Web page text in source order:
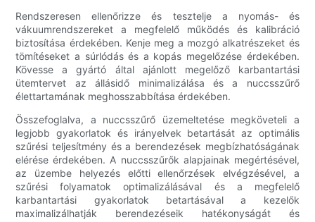
Rendszeresen ellenőrizze és tesztelje a nyomás- és
vákuumrendszereket a megfelelő működés és kalibráció
biztosítása érdekében. Kenje meg a mozgó alkatrészeket és
tömítéseket a súrlódás és a kopás megelőzése érdekében.
Kövesse a gyártó által ajánlott megelőző karbantartási
ütemtervet az állásidő minimalizálása és a nuccsszűrő
élettartamának meghosszabbítása érdekében.
Összefoglalva, a nuccsszűrő üzemeltetése megköveteli a
legjobb gyakorlatok és irányelvek betartását az optimális
szűrési teljesítmény és a berendezések megbízhatóságának
elérése érdekében. A nuccsszűrők alapjainak megértésével,
az üzembe helyezés előtti ellenőrzések elvégzésével, a
szűrési folyamatok optimalizálásával és a megfelelő
karbantartási gyakorlatok betartásával a kezelők
maximalizálhatják berendezéseik hatékonyságát és